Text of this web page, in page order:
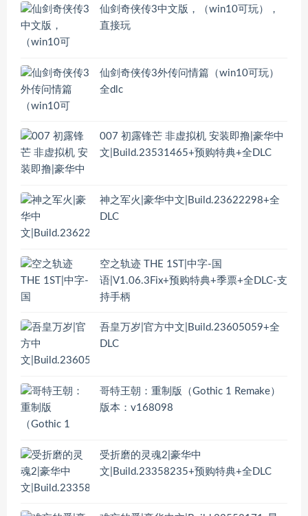
仙剑奇侠传3中文版，（win10可玩），
直接玩
仙剑奇侠传3外传问情篇（win10可玩）
全dlc
007 初露锋芒 非虚拟机 安装即撸|豪华中
文|Build.23531465+预购特典+全DLC
神之军火|豪华中文|Build.23622298+全
DLC
空之轨迹 THE 1ST|中字-国
语|V1.06.3Fix+预购特典+季票+全DLC-支
持手柄
吾皇万岁|官方中文|Build.23605059+全
DLC
哥特王朝：重制版（Gothic 1 Remake）
版本：v168098
受折磨的灵魂2|豪华中
文|Build.23358235+预购特典+全DLC